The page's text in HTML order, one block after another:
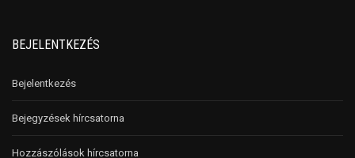
BEJELENTKEZÉS
Bejelentkezés
Bejegyzések hírcsatorna
Hozzászólások hírcsatorna